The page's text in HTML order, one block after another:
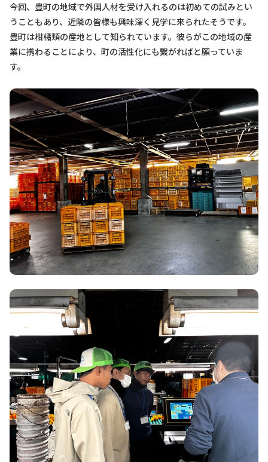
今回、豊町の地域で外国人材を受け入れるのは初めての試みとい
うこともあり、近隣の皆様も興味深く見学に来られたそうです。
豊町は柑橘類の産地として知られています。彼らがこの地域の産
業に携わることにより、町の活性化にも繋がればと願っていま
す。